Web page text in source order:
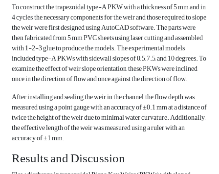
To construct the trapezoidal type-A PKW with a thickness of 5 mm and in
4 cycles, the necessary components for the weir and those required to slope
the weir were first designed using AutoCAD software. The parts were
then fabricated from 5 mm PVC sheets using laser cutting and assembled
with 1-2-3 glue to produce the models. The experimental models
included type-A PKWs with sidewall slopes of 0, 5, 7.5, and 10 degrees. To
examine the effect of weir slope orientation, these PKWs were inclined
once in the direction of flow and once against the direction of flow.
After installing and sealing the weir in the channel, the flow depth was
measured using a point gauge with an accuracy of ±0.1 mm at a distance of
twice the height of the weir due to minimal water curvature. Additionally,
the effective length of the weir was measured using a ruler with an
accuracy of ±1 mm.
Results and Discussion